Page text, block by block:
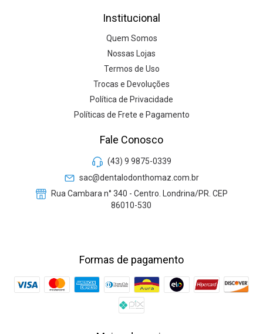
Institucional
Quem Somos
Nossas Lojas
Termos de Uso
Trocas e Devoluções
Política de Privacidade
Políticas de Frete e Pagamento
Fale Conosco
(43) 9 9875-0339
sac@dentalodonthomaz.com.br
Rua Cambara n° 340 - Centro. Londrina/PR. CEP
86010-530
Formas de pagamento